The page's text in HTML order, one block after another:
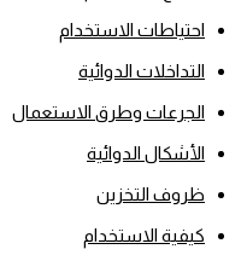
احتياطات الاستخدام
التداخلات الدوائية
الجرعات وطرق الاستعمال
الأشكال الدوائية
ظروف التخزين
كيفية الاستخدام